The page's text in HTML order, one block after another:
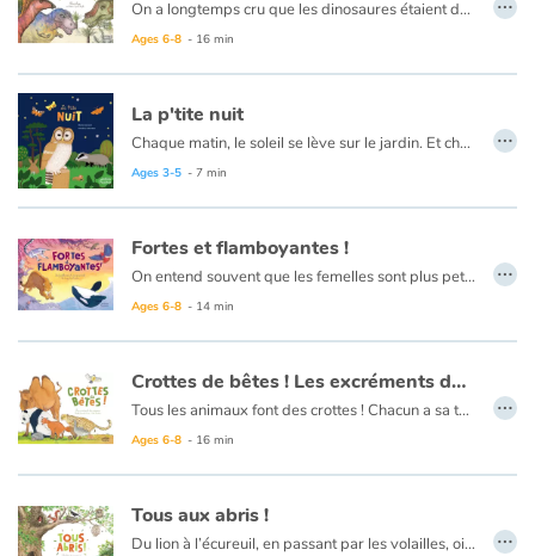
On a longtemps cru que les dinosaures étaient des monstres lourdauds, malhabiles et qu’ils étaient couverts d’écailles… Or nous savons maintenant qu’ils étaient de toutes tailles et qu’ils étaient très éveillés, très actifs ! Et surtout, ils avaient des plumes ! Et comme une des fonctions du plumage est de protéger du froid, on suppose que les dinosaures avaient le sang chaud comme les mammifères et les oiseaux…
Ages 6-8 - 16 min
La p'tite nuit
Chaque matin, le soleil se lève sur le jardin. Et chaque soir, il disparaît de l’autre côté. Certains animaux vont se coucher, d’autres se réveillent dès l’arrivée de l’obscurité. Pour Dame ver luisant, c’est l’heure d’illuminer son ventre et d’attirer Monsieur. Pour la chouette, le sanglier, le hérisson ou encore la chauve-souris, le noir est propice à la chasse…
Ages 3-5 - 7 min
…
Fortes et flamboyantes !
On entend souvent que les femelles sont plus petites, moins aptes à diriger et dépendantes des mâles pour leur survie. Pourtant, le règne animal raconte une toute autre histoire et bouscule ces idées reçues. Chez certaines espèces, elles brillent par leur force, leur ingéniosité et leur autorité. Les femelles autours des palombes et léopards des mers, par exemple, surpassent les mâles en taille ! Et même lorsqu'elles sont plus petites que leurs mâles, les éléphantes guident leurs clans avec sagesse, et les rat-taupes nus s’organisent autour d’une reine, comme les abeilles. Et que dire des lézardes à queue en fouet du Mexique et des tatous à neuf bandes, qui n'ont tout bonnement plus besoin des mâles pour se reproduire ?
Ages 6-8 - 14 min
…
Crottes de bêtes ! Les excréments des animaux
Tous les animaux font des crottes ! Chacun a sa technique, sa forme et son petit nom ! Par exemple, on dira du crottin de cheval, des bouses de vache, des pétoulettes pour les chèvres ou les moutons, ou encore des laissées pour les sangliers.
Une fois expulsées, les déjections ne sont pas perdues ! Au contraire, elles sont des mets de choix pour de nombreux insectes, mais aussi pour de plus gros animaux comme les rennes ! Elles servent aussi à l'enrichissement du sol, ce sont de fabuleux engrais ! Elles peuvent même être utilisées comme isolant ou combustible.
Ages 6-8 - 16 min
…
Tous aux abris !
Du lion à l’écureuil, en passant par les volailles, oiseaux, poissons, rampants... Tous aux abris ! À chacun son habitat ! Sous terre et au ras du sol, entre les racines des arbres, dans leur tronc et sur la pointe de leur cime, au fond des océans et jusqu’au sommet des montagnes... À tous les étages de la nature, les animaux se nourrissent, dorment, se reproduisent et veillent sur leurs petits. Mais attention ! Les prédateurs rôdent ! …